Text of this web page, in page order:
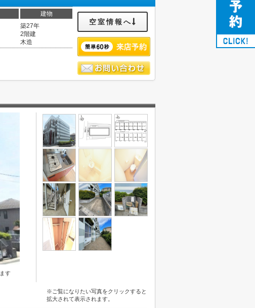
建物
築27年
2階建
木造
空室情報へ
す
※ご覧になりたい写真をクリックすると
拡大されて表示されます。